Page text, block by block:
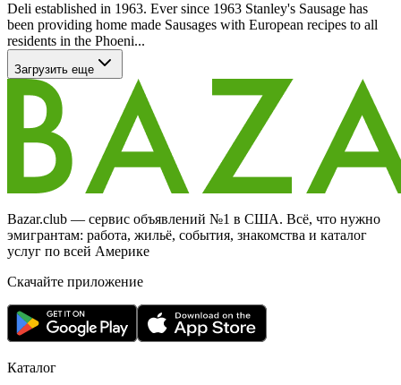
Deli established in 1963. Ever since 1963 Stanley's Sausage has
been providing home made Sausages with European recipes to all
residents in the Phoeni...
Загрузить еще
Bazar.club — сервис объявлений №1 в США. Всё, что нужно
эмигрантам: работа, жильё, события, знакомства и каталог
услуг по всей Америке
Скачайте приложение
Каталог